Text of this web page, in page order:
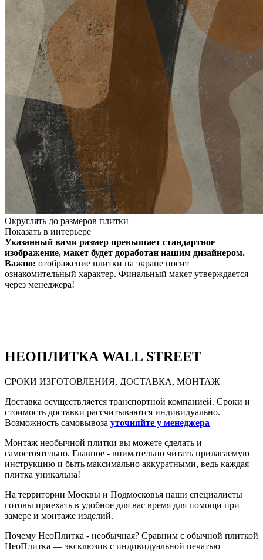
Округлять до размеров плитки
Показать в интерьере
Указанный вами размер превышает стандартное
изображение, макет будет доработан нашим дизайнером.
Важно: отображение плитки на экране носит
ознакомительный характер. Финальный макет утверждается
через менеджера!
НЕОПЛИТКА WALL STREET
СРОКИ ИЗГОТОВЛЕНИЯ, ДОСТАВКА, МОНТАЖ
Доставка осуществляется транспортной компанией. Сроки и
стоимость доставки рассчитываются индивидуально.
Возможность самовывоза уточняйте у менеджера
Монтаж необычной плитки вы можете сделать и
самостоятельно. Главное - внимательно читать прилагаемую
инструкцию и быть максимально аккуратными, ведь каждая
плитка уникальна!
На территории Москвы и Подмосковья наши специалисты
готовы приехать в удобное для вас время для помощи при
замере и монтаже изделий.
Почему НеоПлитка - необычная? Сравним с обычной плиткой
НеоПлитка — эксклюзив с индивидуальной печатью